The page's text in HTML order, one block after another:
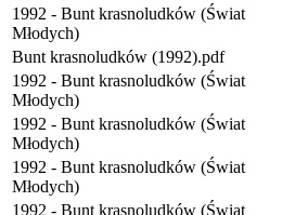
1992 - Bunt krasnoludków (Świat
Młodych)
Bunt krasnoludków (1992).pdf
1992 - Bunt krasnoludków (Świat
Młodych)
1992 - Bunt krasnoludków (Świat
Młodych)
1992 - Bunt krasnoludków (Świat
Młodych)
1992 - Bunt krasnoludków (Świat